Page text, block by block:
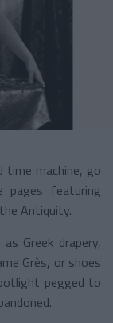
time machine, go
featuring
Antiquity.
Greek drapery,
Grès, or shoes
pegged to